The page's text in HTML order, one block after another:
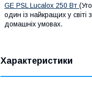
GE PSL Lucalox 250 Вт
один із найкращих у світі
домашніх умовах.
Характеристики